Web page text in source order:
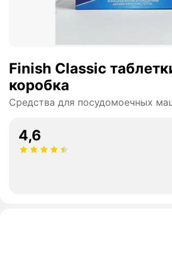
Finish Classic
коробка
Средства для посудомоечных
4,6